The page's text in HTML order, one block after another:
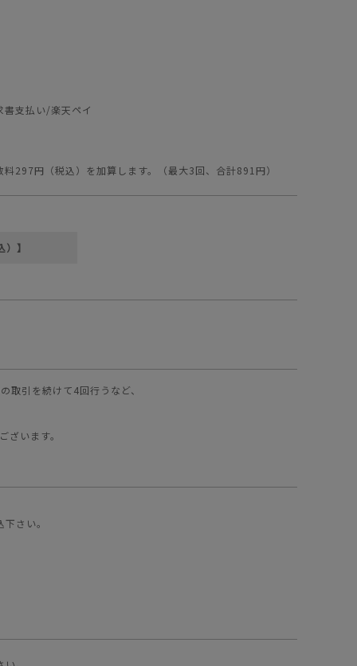
支払い/楽天ペイ
297円（税込）を加算します。（最大3回、合計891円）
】
取引を続けて4回行うなど、
います。
さい。